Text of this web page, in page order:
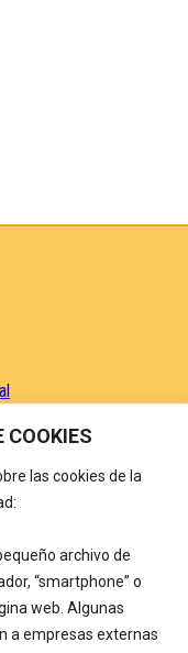
COOKIES
las cookies de la
archivo de
“smartphone” o
web. Algunas
a empresas externas
datos
tratamiento
820 126